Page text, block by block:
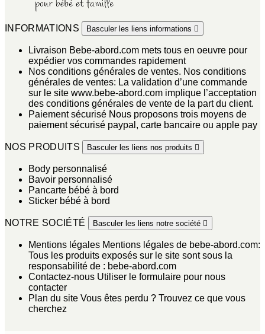
INFORMATIONS Basculer les liens informations 
Livraison Bebe-abord.com mets tous en oeuvre pour
expédier vos commandes rapidement
Nos conditions générales de ventes. Nos conditions
générales de ventes: La validation d’une commande
sur le site www.bebe-abord.com implique l’acceptation
des conditions générales de vente de la part du client.
Paiement sécurisé Nous proposons trois moyens de
paiement sécurisé paypal, carte bancaire ou apple pay
NOS PRODUITS Basculer les liens nos produits 
Body personnalisé
Bavoir personnalisé
Pancarte bébé à bord
Sticker bébé à bord
NOTRE SOCIÉTÉ Basculer les liens notre société 
Mentions légales Mentions légales de bebe-abord.com:
Tous les produits exposés sur le site sont sous la
responsabilité de : bebe-abord.com
Contactez-nous Utiliser le formulaire pour nous
contacter
Plan du site Vous êtes perdu ? Trouvez ce que vous
cherchez